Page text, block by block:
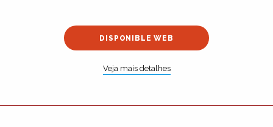
DISPONIBLE WEB
Veja mais detalhes